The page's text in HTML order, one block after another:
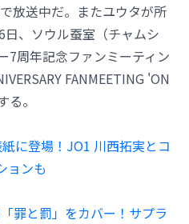
放送中だ。またユウタが所
、ソウル蚕室（チャムシ
7周年記念ファンミーティン
FANMEETING 'ON
。
に登場！JO1 川西拓実とコ
ョンも
罪と罰」をカバー！サプラ